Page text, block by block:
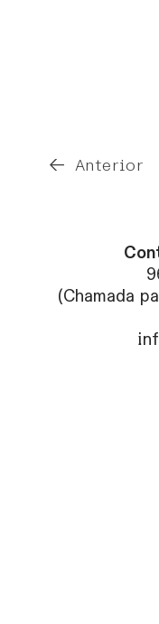
← Anterior
(Chamada